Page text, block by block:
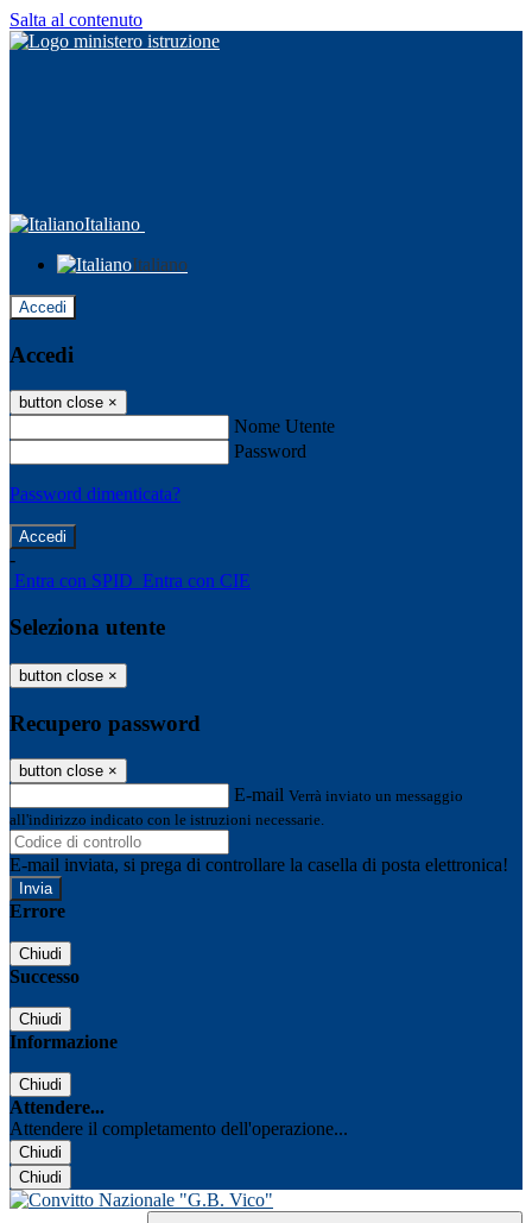
Salta al contenuto
Italiano
Italiano
Accedi
Accedi
button close ×
Nome Utente
Password
Password dimenticata?
-
Entra con SPID Entra con CIE
Seleziona utente
button close ×
Recupero password
button close ×
E-mail Verrà inviato un messaggio
all'indirizzo indicato con le istruzioni necessarie.
E-mail inviata, si prega di controllare la casella di posta elettronica!
Errore
Chiudi
Successo
Chiudi
Informazione
Chiudi
Attendere...
Attendere il completamento dell'operazione...
Chiudi
Chiudi